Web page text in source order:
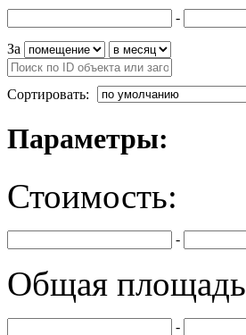
-
За
Сортировать:
Параметры:
Стоимость:
-
Общая площадь
-